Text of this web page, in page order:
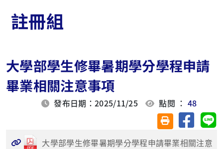
註冊組
大學部學生修畢暑期學分學程申請
畢業相關注意事項
發布日期：2025/11/25 點閱 ：48
友善列印(另開視
分享至
大學部學生修畢暑期學分學程申請畢業相關注意